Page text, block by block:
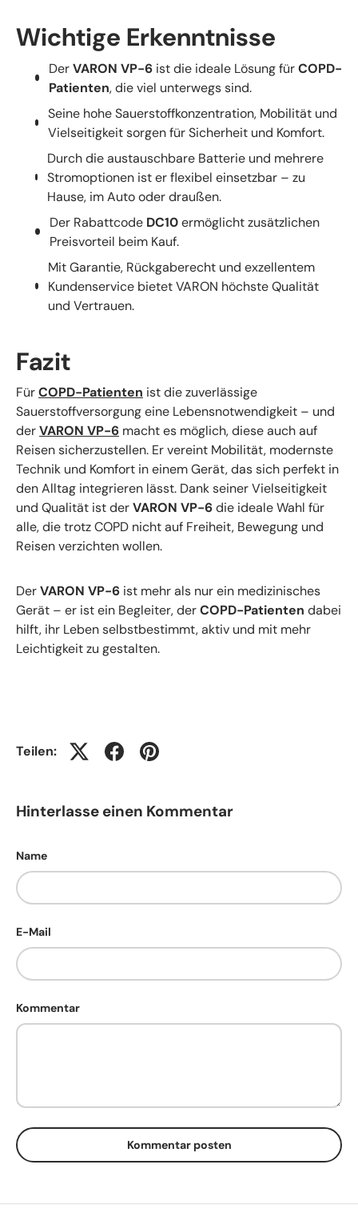
Wichtige Erkenntnisse
DerVARON VP-6ist die ideale Lösung fürCOPD-
Patienten, die viel unterwegs sind.
Seine hohe Sauerstoffkonzentration, Mobilität und
Vielseitigkeit sorgen für Sicherheit und Komfort.
Durch die austauschbare Batterie und mehrere
Stromoptionen ist er flexibel einsetzbar – zu
Hause, im Auto oder draußen.
Der Rabattcode DC10ermöglicht zusätzlichen
Preisvorteil beim Kauf.
Mit Garantie, Rückgaberecht und exzellentem
Kundenservice bietet VARON höchste Qualität
und Vertrauen.
Fazit
FürCOPD-Patienten ist die zuverlässige
Sauerstoffversorgung eine Lebensnotwendigkeit – und
derVARON VP-6 macht es möglich, diese auch auf
Reisen sicherzustellen. Er vereint Mobilität, modernste
Technik und Komfort in einem Gerät, das sich perfekt in
den Alltag integrieren lässt. Dank seiner Vielseitigkeit
und Qualität ist derVARON VP-6die ideale Wahl für
alle, die trotz COPD nicht auf Freiheit, Bewegung und
Reisen verzichten wollen.
DerVARON VP-6 ist mehr als nur ein medizinisches
Gerät – er ist ein Begleiter, derCOPD-Patienten dabei
hilft, ihr Leben selbstbestimmt, aktiv und mit mehr
Leichtigkeit zu gestalten.
Teilen:
Hinterlasse einen Kommentar
Name
E-Mail
Kommentar
Kommentar posten